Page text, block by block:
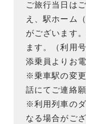
ご旅行当日は
え、駅ホーム
がございます
ます。（利用
添乗員よりお
※乗車駅の変
話にてご連絡願
※利用列車の
なる場合がござ